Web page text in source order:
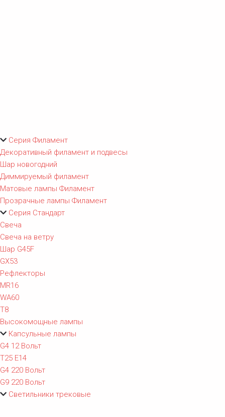
Серия Филамент
Декоративный филамент и подвесы
Шар новогодний
Диммируемый филамент
Матовые лампы Филамент
Прозрачные лампы Филамент
Серия Стандарт
Свеча
Свеча на ветру
Шар G45F
GX53
Рефлекторы
MR16
WA60
T8
Высокомощные лампы
Капсульные лампы
G4 12 Вольт
T25 E14
G4 220 Вольт
G9 220 Вольт
Светильники трековые